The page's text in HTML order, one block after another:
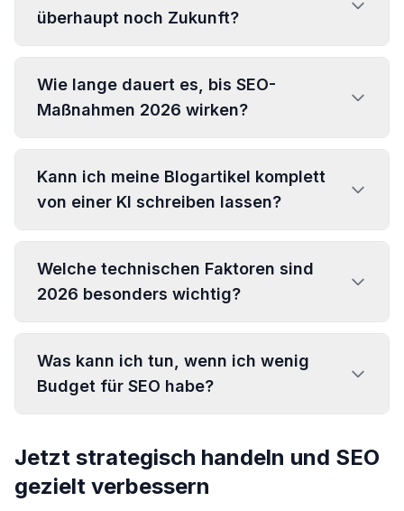
überhaupt noch Zukunft?
Wie lange dauert es, bis SEO-
Maßnahmen 2026 wirken?
Kann ich meine Blogartikel komplett
von einer KI schreiben lassen?
Welche technischen Faktoren sind
2026 besonders wichtig?
Was kann ich tun, wenn ich wenig
Budget für SEO habe?
Jetzt strategisch handeln und SEO
gezielt verbessern